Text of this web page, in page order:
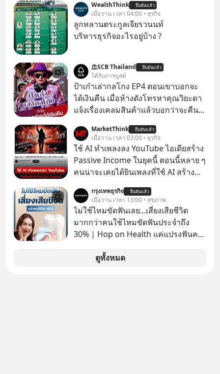
WealthThink ยืนยันแล้ว
เมื่อวาน เวลา 04:00 • ธุรกิจ
ลูกหลานตระกูลเจียรวนนท์
บริหารธุรกิจอะไรอยู่บ้าง ?
SCB Thailand ยืนยันแล้ว
ได้รับการบูสต์
ป้าเก๋าเล่ากลโกง EP4 ตอนเขาบอกจะ
ได้เงินคืน เมื่อห้างดังโทรหาคุณวิยะดา
แจ้งเรื่องเคลมสินค้าแล้วบอกว่าจะคืน
เรื่องจ้อจี้ หาคำตอบได้ที่ “ป้าเก๋าเล่ากล
โกง” EP4 ตอน “เขาบอกว่าจะได้เงิน
คืน” #ป้าเก๋าเล่ากลโกง #แก้เกมกลโกง
#อยู่อย่างยั่งยืน #Cybersecurity #เตือน
MarketThink ยืนยันแล้ว
เมื่อวาน เวลา 03:00 • ธุรกิจ
ใช้ AI ทำเพลงลง YouTube ไอเดียสร้าง
Passive Income ในยุคนี้ ตอนนี้หลาย ๆ
คนน่าจะเคยได้ยินเพลงที่ใช้ AI สร้าง
รู้ตัวเรา” จากช่องชื่อว่า UNHEARD
MUSIC ที่ตอนนี้มียอดรับชมกว่า 26
ล้านครั้งแล้ว
กรุงเทพธุรกิจ ยืนยันแล้ว
เมื่อวาน เวลา 13:00 • สุขภาพ
ไม่ใช้ไหมขัดฟันเลย...เสี่ยงเสียชีวิต
มากกว่าคนใช้ไหมขัดฟันประจำถึง
30% | Hop on Health แค่แปรงฟันคง
อายุ 5,000 คน มีข้อมูลที่น่าสนใจเกี่ยว
ดูทั้งหมด